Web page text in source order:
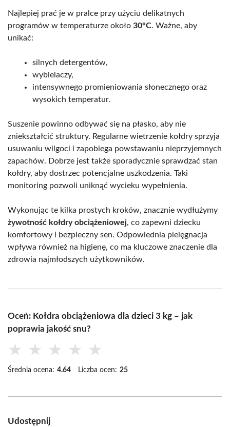
Najlepiej prać je w pralce przy użyciu delikatnych
programów w temperaturze około 30°C. Ważne, aby
unikać:
silnych detergentów,
wybielaczy,
intensywnego promieniowania słonecznego oraz
wysokich temperatur.
Suszenie powinno odbywać się na płasko, aby nie
zniekształcić struktury. Regularne wietrzenie kołdry sprzyja
usuwaniu wilgoci i zapobiega powstawaniu nieprzyjemnych
zapachów. Dobrze jest także sporadycznie sprawdzać stan
kołdry, aby dostrzec potencjalne uszkodzenia. Taki
monitoring pozwoli uniknąć wycieku wypełnienia.
Wykonując te kilka prostych kroków, znacznie wydłużymy
żywotność kołdry obciążeniowej, co zapewni dziecku
komfortowy i bezpieczny sen. Odpowiednia pielęgnacja
wpływa również na higienę, co ma kluczowe znaczenie dla
zdrowia najmłodszych użytkowników.
Oceń: Kołdra obciążeniowa dla dzieci 3 kg – jak
poprawia jakość snu?
★ ★ ★ ★ ★
Średnia ocena: 4.64 Liczba ocen: 25
Udostępnij